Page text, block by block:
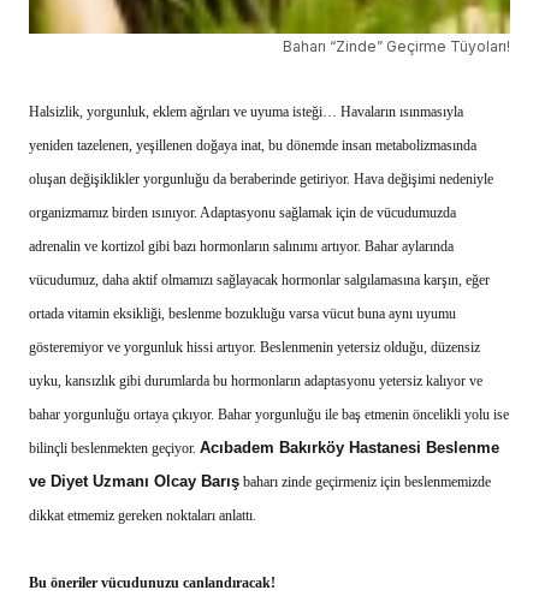
Baharı “Zinde” Geçirme Tüyoları!
Halsizlik, yorgunluk, eklem ağrıları ve uyuma isteği… Havaların ısınmasıyla
yeniden tazelenen, yeşillenen doğaya inat, bu dönemde insan metabolizmasında
oluşan değişiklikler yorgunluğu da beraberinde getiriyor. Hava değişimi nedeniyle
organizmamız birden ısınıyor. Adaptasyonu sağlamak için de vücudumuzda
adrenalin ve kortizol gibi bazı hormonların salınımı artıyor. Bahar aylarında
vücudumuz, daha aktif olmamızı sağlayacak hormonlar salgılamasına karşın, eğer
ortada vitamin eksikliği, beslenme bozukluğu varsa vücut buna aynı uyumu
gösteremiyor ve yorgunluk hissi artıyor. Beslenmenin yetersiz olduğu, düzensiz
uyku, kansızlık gibi durumlarda bu hormonların adaptasyonu yetersiz kalıyor ve
bahar yorgunluğu ortaya çıkıyor. Bahar yorgunluğu ile baş etmenin öncelikli yolu ise
bilinçli beslenmekten geçiyor. Acıbadem Bakırköy Hastanesi Beslenme
ve Diyet Uzmanı Olcay Barış baharı zinde geçirmeniz için beslenmemizde
dikkat etmemiz gereken noktaları anlattı.
Bu öneriler vücudunuzu canlandıracak!